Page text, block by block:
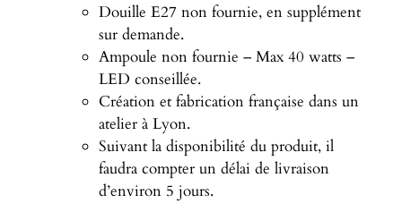
Douille E27 non fournie, en supplément
sur demande.
Ampoule non fournie – Max 40 watts –
LED conseillée.
Création et fabrication française dans un
atelier à Lyon.
Suivant la disponibilité du produit, il
faudra compter un délai de livraison
d’environ 5 jours.